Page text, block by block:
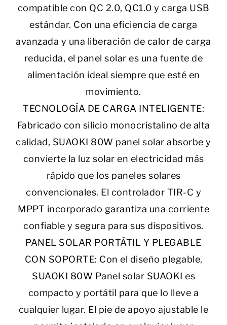
compatible con QC 2.0, QC1.0 y carga USB
estándar. Con una eficiencia de carga
avanzada y una liberación de calor de carga
reducida, el panel solar es una fuente de
alimentación ideal siempre que esté en
movimiento.
TECNOLOGÍA DE CARGA INTELIGENTE:
Fabricado con silicio monocristalino de alta
calidad, SUAOKI 80W panel solar absorbe y
convierte la luz solar en electricidad más
rápido que los paneles solares
convencionales. El controlador TIR-C y
MPPT incorporado garantiza una corriente
confiable y segura para sus dispositivos.
PANEL SOLAR PORTÁTIL Y PLEGABLE
CON SOPORTE: Con el diseño plegable,
SUAOKI 80W Panel solar SUAOKI es
compacto y portátil para que lo lleve a
cualquier lugar. El pie de apoyo ajustable le